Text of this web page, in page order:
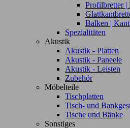
Profilbretter |
Balken |
Spezialitäten
Akustik
Akustik - Platten
Akustik - Paneele
Akustik - Leisten
Zubehör
Möbelteile
Tischplatten
Tisch- und
Tische und Bänke
Sonstiges